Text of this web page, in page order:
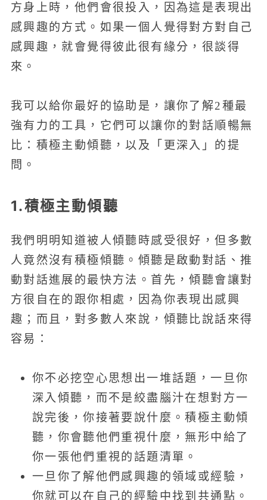
方身上時，他們會很投入，因為這是表現出
感興趣的方式。如果一個人覺得對方對自己
感興趣，就會覺得彼此很有緣分，很談得
來。
我可以給你最好的協助是，讓你了解2種最
強有力的工具，它們可以讓你的對話順暢無
比：積極主動傾聽，以及「更深入」的提
問。
1.積極主動傾聽
我們明明知道被人傾聽時感受很好，但多數
人竟然沒有積極傾聽。傾聽是啟動對話、推
動對話進展的最快方法。首先，傾聽會讓對
方很自在的跟你相處，因為你表現出感興
趣；而且，對多數人來說，傾聽比說話來得
容易：
你不必挖空心思想出一堆話題，一旦你
深入傾聽，而不是絞盡腦汁在想對方一
說完後，你接著要說什麼。積極主動傾
聽，你會聽他們重視什麼，無形中給了
你一張他們重視的話題清單。
一旦你了解他們感興趣的領域或經驗，
你就可以在自己的經驗中找到共通點。